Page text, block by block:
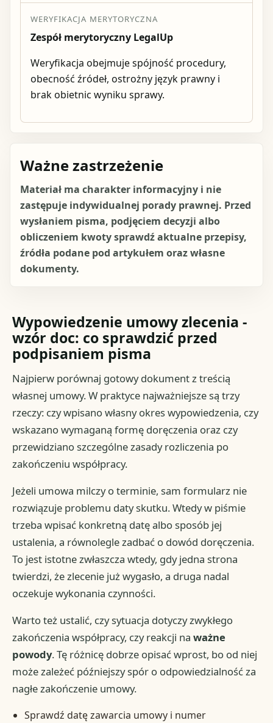
WERYFIKACJA MERYTORYCZNA
Zespół merytoryczny LegalUp
Weryfikacja obejmuje spójność procedury,
obecność źródeł, ostrożny język prawny i
brak obietnic wyniku sprawy.
Ważne zastrzeżenie
Materiał ma charakter informacyjny i nie
zastępuje indywidualnej porady prawnej. Przed
wysłaniem pisma, podjęciem decyzji albo
obliczeniem kwoty sprawdź aktualne przepisy,
źródła podane pod artykułem oraz własne
dokumenty.
Wypowiedzenie umowy zlecenia -
wzór doc: co sprawdzić przed
podpisaniem pisma
Najpierw porównaj gotowy dokument z treścią
własnej umowy. W praktyce najważniejsze są trzy
rzeczy: czy wpisano własny okres wypowiedzenia, czy
wskazano wymaganą formę doręczenia oraz czy
przewidziano szczególne zasady rozliczenia po
zakończeniu współpracy.
Jeżeli umowa milczy o terminie, sam formularz nie
rozwiązuje problemu daty skutku. Wtedy w piśmie
trzeba wpisać konkretną datę albo sposób jej
ustalenia, a równolegle zadbać o dowód doręczenia.
To jest istotne zwłaszcza wtedy, gdy jedna strona
twierdzi, że zlecenie już wygasło, a druga nadal
oczekuje wykonania czynności.
Warto też ustalić, czy sytuacja dotyczy zwykłego
zakończenia współpracy, czy reakcji naważne
powody. Tę różnicę dobrze opisać wprost, bo od niej
może zależeć późniejszy spór o odpowiedzialność za
nagłe zakończenie umowy.
Sprawdź datę zawarcia umowy i numer